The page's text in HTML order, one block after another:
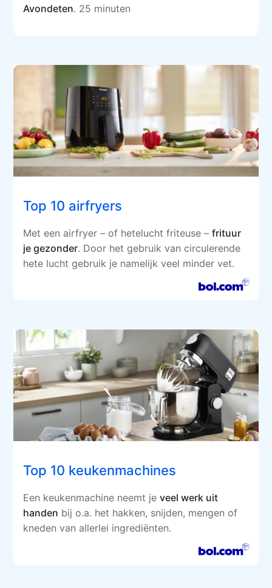
Avondeten. 25 minuten
Top 10 airfryers
Met een airfryer – of hetelucht friteuse –frituur
je gezonder. Door het gebruik van circulerende
hete lucht gebruik je namelijk veel minder vet.
Top 10 keukenmachines
Een keukenmachine neemt jeveel werk uit
handen bij o.a. het hakken, snijden, mengen of
kneden van allerlei ingrediënten.